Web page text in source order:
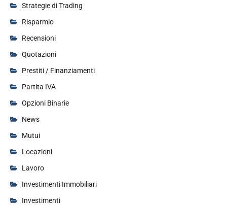
Strategie di Trading
Risparmio
Recensioni
Quotazioni
Prestiti / Finanziamenti
Partita IVA
Opzioni Binarie
News
Mutui
Locazioni
Lavoro
Investimenti Immobiliari
Investimenti